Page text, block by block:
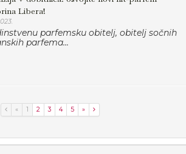
Libera!
parfemsku obitelj, obitelj sočnih
parfema...
« 1 2 3 4 5 »